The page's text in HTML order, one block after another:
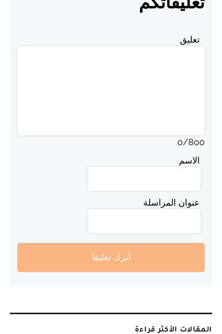
تعليق
0/800
الاسم
عنوان المراسلة
أترك تعليقا
المقالات الأكثر قراءة